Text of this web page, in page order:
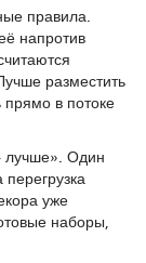
правила.
напротив
разместить
прямо в потоке
лучше». Один
уже
наборы,